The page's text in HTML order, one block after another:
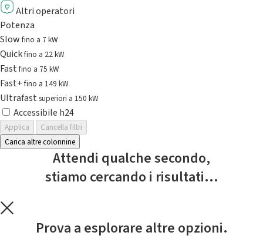
Altri operatori
Potenza
Slowfino a 7 kW
Quickfino a 22 kW
Fastfino a 75 kW
Fast+fino a 149 kW
Ultrafast superiori a 150 kW
Accessibile h24
Applica
Cancella filtri
Carica altre colonnine
Attendi qualche secondo,
stiamo cercando i risultati...
Prova a esplorare altre opzioni.